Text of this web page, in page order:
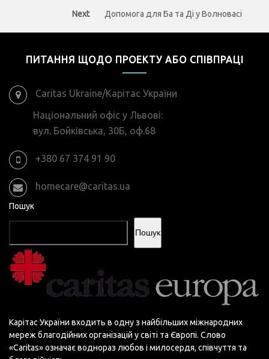
Next
Next
Допомога для Ба та Ді у Волновасі
ПИТАННЯ ЩОДО ПРОЕКТУ АБО СПІВПРАЦІ
Caritas Ukraine/Карітас України
Національний офіс у Львові:
вул. Бойківська, 30Б, оф.68
+380 67 374 91 90
homecare@caritas.ua
Пошук
Пошук
Карітас України входить в одну з найбільших міжнародних
мереж благодійних організацій у світі та Європі. Слово
«Сaritas» означає воднораз любов і милосердя, співчуття та